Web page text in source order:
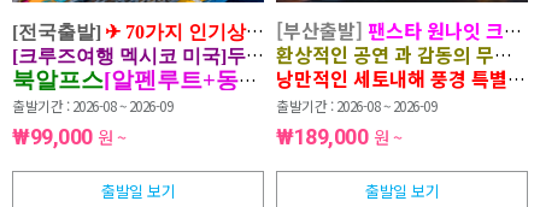
[전국출발] ✈ 70가지 인기상품을 한눈에! 고품격·특가여행
[크루즈여행 멕시코 미국]두바이,터어키 ,유럽, 미주, 호주,제
북알프스[알펜루트+동경 하코네] 4일만족상품올포
출발기간 : 2026-08 ~ 2026-09
₩99,000 원 ~
출발일 보기
[부산출발] 팬스타 원나잇 크루
환상적인 공연 과 감동의 무대
낭만적인 세토내해 풍경 특별한
출발기간 : 2026-08 ~ 2026-09
₩189,000 원 ~
출발일 보기